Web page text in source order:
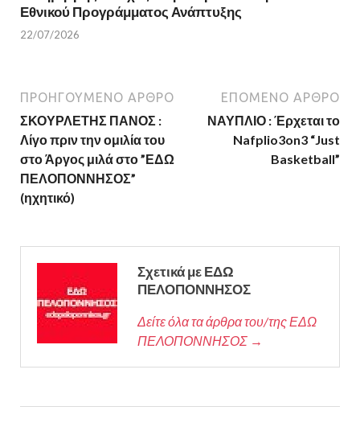
Εθνικού Προγράμματος Ανάπτυξης
22/07/2026
ΠΡΟΗΓΟΎΜΕΝΟ ΆΡΘΡΟ
ΣΚΟΥΡΛΕΤΗΣ ΠΑΝΟΣ :
Λίγο πριν την ομιλία του
στο Άργος μιλά στο ”ΕΔΩ
ΠΕΛΟΠΟΝΝΗΣΟΣ”
(ηχητικό)
ΕΠΌΜΕΝΟ ΆΡΘΡΟ
ΝΑΥΠΛΙΟ : Έρχεται το
Nafplio3on3 “Just
Basketball”
Σχετικά με ΕΔΩ
ΠΕΛΟΠΟΝΝΗΣΟΣ
Δείτε όλα τα άρθρα του/της ΕΔΩ
ΠΕΛΟΠΟΝΝΗΣΟΣ →